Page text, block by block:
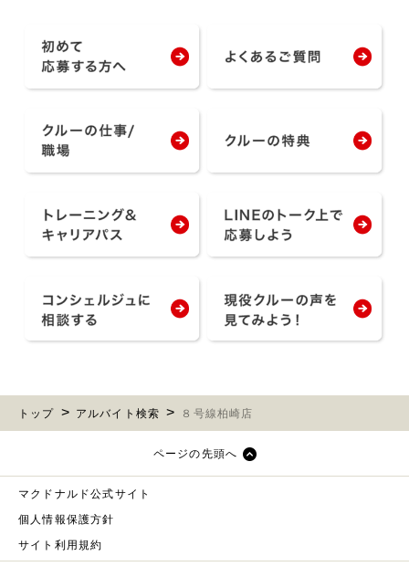
トップ アルバイト検索 ８号線柏崎店
ページの先頭へ
マクドナルド公式サイト
個人情報保護方針
サイト利用規約